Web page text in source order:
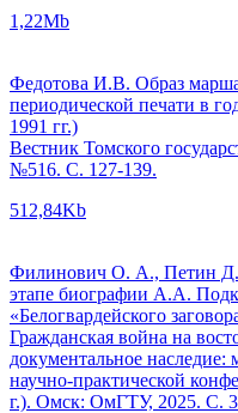
1,22Mb
Федотова И.В. Образ
периодической печати в
1991 гг.)
Вестник Томского
№516. С. 127-139.
512,84Kb
Филинович О. А., Петин
этапе биографии А.А.
«Белогвардейского
Гражданская война на
документальное
научно-практической
г.). Омск: ОмГТУ, 2025. С.